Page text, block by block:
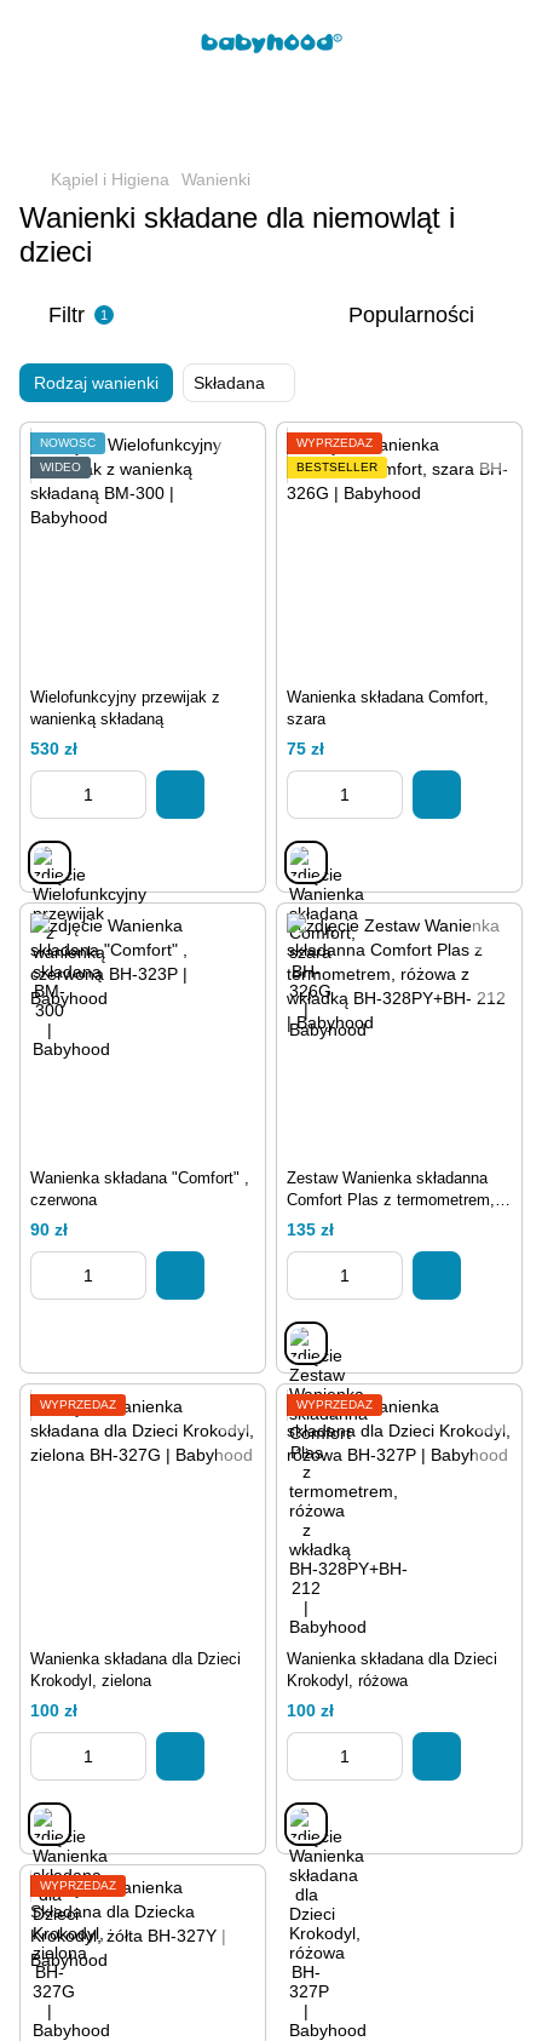
Kąpiel i Higiena Wanienki
Wanienki składane dla niemowląt i
dzieci
Filtr 1 Popularności
Rodzaj wanienki Składana
NOWOŚĆ
WIDEO
Wielofunkcyjny przewijak z
wanienką składaną
530 zł
WYPRZEDAŻ
BESTSELLER
Wanienka składana Comfort,
szara
75 zł
Wanienka składana "Comfort" ,
czerwona
90 zł
Zestaw Wanienka składanna
Comfort Plas z termometrem,
różowa z wkładką
135 zł
WYPRZEDAŻ
Wanienka składana dla Dzieci
Krokodyl, zielona
100 zł
WYPRZEDAŻ
Wanienka składana dla Dzieci
Krokodyl, różowa
100 zł
WYPRZEDAŻ